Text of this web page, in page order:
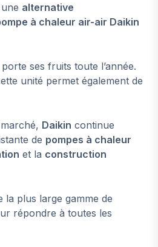
alternative
à chaleur air-air Daikin
ses fruits toute l’année.
unité permet également de
Daikin continue
de pompes à chaleur
et la construction
la plus large gamme de
répondre à toutes les